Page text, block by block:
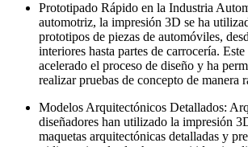
Prototipado Rápido en la Industria
automotriz, la impresión 3D se ha
prototipos de piezas de automóviles,
interiores hasta partes de carrocería.
acelerado el proceso de diseño y ha
realizar pruebas de concepto de manera
Modelos Arquitectónicos Detallados:
diseñadores han utilizado la impresión
maquetas arquitectónicas detalladas y